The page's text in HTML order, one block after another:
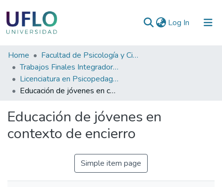
Log In (current)
Communities
&
Collections
Statistics
Home
Facultad de Psicología y Ciencias Sociales
Trabajos Finales Integradores (TFI) de Grado
Licenciatura en Psicopedagogía
Educación de jóvenes en contexto de encierro
Educación de jóvenes en
contexto de encierro
Simple item page